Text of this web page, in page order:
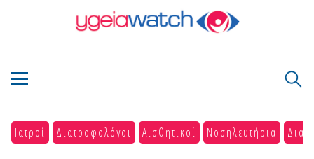
Ιατροί Διατροφολόγοι Αισθητικοί Νοσηλευτήρια